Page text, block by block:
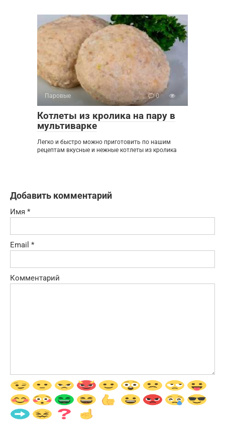
Паровые 0
Котлеты из кролика на пару в
мультиварке
Легко и быстро можно приготовить по нашим
рецептам вкусные и нежные котлеты из кролика
Добавить комментарий
Имя *
Email *
Комментарий